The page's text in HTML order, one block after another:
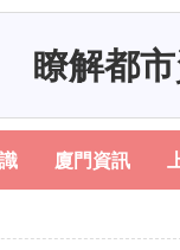
瞭解都
廈門資訊